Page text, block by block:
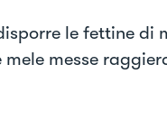
le fettine di
messe